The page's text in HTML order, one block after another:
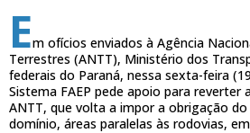
Em ofícios enviados à Agência
Terrestres (ANTT), Ministério dos
federais do Paraná, nessa sexta-feira
Sistema FAEP pede apoio para reverter
ANTT, que volta a impor a obrigação
domínio, áreas paralelas às rodovias,